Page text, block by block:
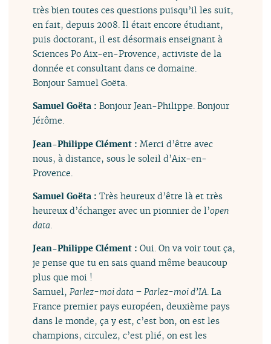
très bien toutes ces questions puisqu’il les suit,
en fait, depuis 2008. Il était encore étudiant,
puis doctorant, il est désormais enseignant à
Sciences Po Aix-en-Provence, activiste de la
donnée et consultant dans ce domaine.
Bonjour Samuel Goëta.
Samuel Goëta :Bonjour Jean-Philippe. Bonjour
Jérôme.
Jean-Philippe Clément :Merci d’être avec
nous, à distance, sous le soleil d’Aix-en-
Provence.
Samuel Goëta :Très heureux d’être là et très
heureux d’échanger avec un pionnier de l’open
data.
Jean-Philippe Clément :Oui. On va voir tout ça,
je pense que tu en sais quand même beaucoup
plus que moi !
Samuel,Parlez-moi data – Parlez-moi d’IA. La
France premier pays européen, deuxième pays
dans le monde, ça y est, c’est bon, on est les
champions, circulez, c’est plié, on est les